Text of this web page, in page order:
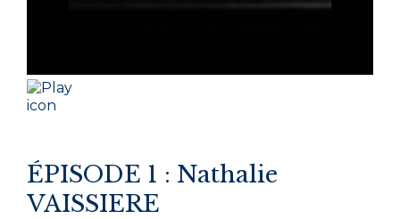
ÉPISODE 1 : Nathalie
VAISSIERE